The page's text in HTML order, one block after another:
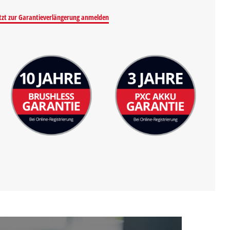
zur Garantieverlängerung anmelden